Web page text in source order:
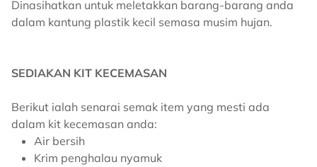
Dinasihatkan untuk meletakkan barang-barang anda
dalam kantung plastik kecil semasa musim hujan.
SEDIAKAN KIT KECEMASAN
Berikut ialah senarai semak item yang mesti ada
dalam kit kecemasan anda:
Air bersih
Krim penghalau nyamuk